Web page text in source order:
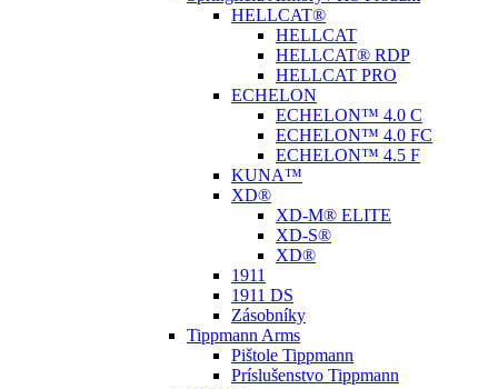
HELLCAT®
HELLCAT
HELLCAT® RDP
HELLCAT PRO
ECHELON
ECHELON™ 4.0 C
ECHELON™ 4.0 FC
ECHELON™ 4.5 F
KUNA™
XD®
XD-M® ELITE
XD-S®
XD®
1911
1911 DS
Zásobníky
Tippmann Arms
Pištole Tippmann
Príslušenstvo Tippmann